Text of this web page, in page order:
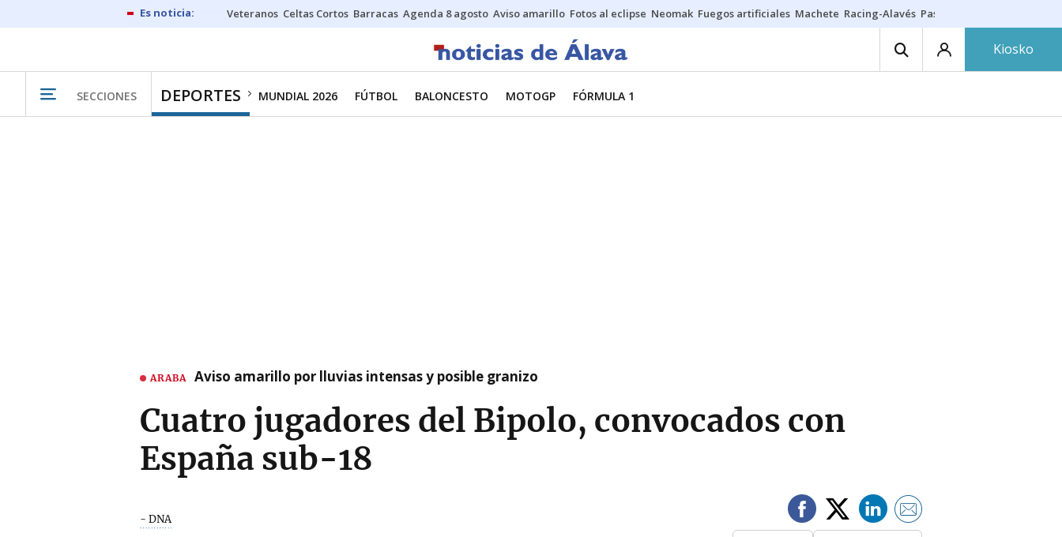
Veteranos Celtas Cortos Barracas Agenda 8 agosto Aviso amarillo Fotos al eclipse Neomak Fuegos artificiales Machete Racing-Alavés Paseíllo 7 agosto
Kiosko
SECCIONES DEPORTES MUNDIAL 2026 FÚTBOL BALONCESTO MOTOGP FÓRMULA 1
ARABA Aviso amarillo por lluvias intensas y posible granizo
Cuatro jugadores del Bipolo, convocados con
España sub-18
- DNA